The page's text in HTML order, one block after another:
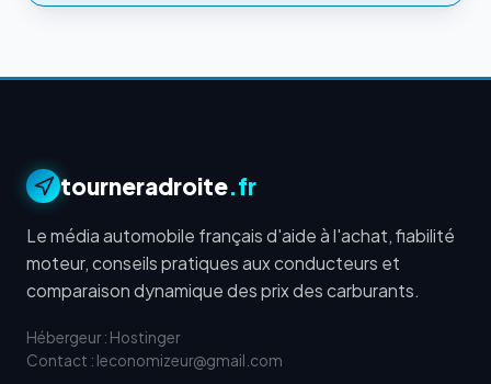
tourneradroite.fr
Le média automobile français d'aide à l'achat, fiabilité
moteur, conseils pratiques aux conducteurs et
comparaison dynamique des prix des carburants.
Hébergeur : Hostinger
Contact : leconomizeur@gmail.com